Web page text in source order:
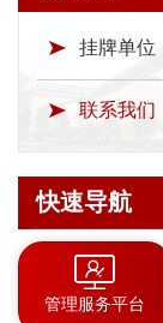
挂牌单位
联系我们
快速导航
管理服务平台